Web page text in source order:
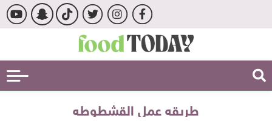
طريقه عمل القشطوطه